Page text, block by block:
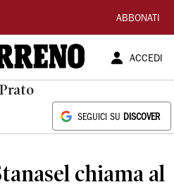
ABBONATI
ACCEDI
Prato
SEGUICI SU DISCOVER
chiama al